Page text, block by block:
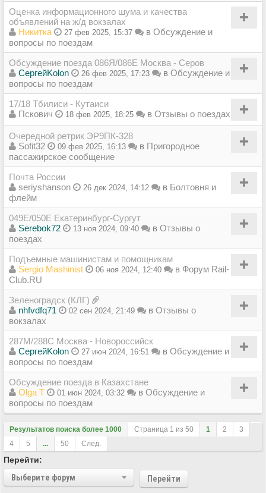
Оценка информационного шума и качества
объявлений на ж/д вокзалах
Никитка
27 фев 2025, 15:37 в Обсуждение и
вопросы по поездам
Обсуждение поезда 086Я/086Е Москва - Серов
СергейKolon
26 фев 2025, 17:23 в Обсуждение и
вопросы по поездам
17/18 Тбилиси - Кутаиси
Пскович
18 фев 2025, 18:25 в Отзывы о поездах
Очередной ретрик ЭР9ПК-328
Sofit32
09 фев 2025, 16:13 в Пригородное
пассажирское сообщение
Почта России
seriyshanson
26 дек 2024, 14:12 в Болтовня и
флейм
049Е/050Е Екатеринбург-Сургут
Serebok72
13 ноя 2024, 09:40 в Отзывы о
поездах
Подъемные машинистам и помощникам
Sergio Mashinist
06 ноя 2024, 12:40 в Форум Rail-
Club.RU
Зеленоградск (КЛГ)
nhfvdfq71
02 сен 2024, 21:49 в Отзывы о
вокзалах
287М/288C Москва - Новороссийск
СергейKolon
27 июн 2024, 16:51 в Обсуждение и
вопросы по поездам
Обсуждение поезда в Казахстане
Olga T
01 июн 2024, 03:32 в Обсуждение и
вопросы по поездам
Результатов поиска более 1000 Страница 1 из 50 1 2
3
4
5 ... 50 След.
Перейти:
Выберите форум
Перейти